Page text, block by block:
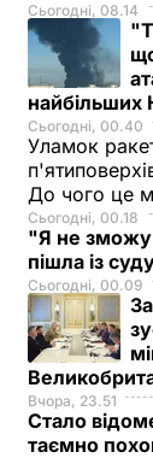
Сьогодні, 08.14
найбільших
Сьогодні, 00.40
Уламок
До чого це
Сьогодні, 00.18
"Я не
пішла із
Сьогодні, 00.09
Вчора, 23.51
Стало
таємно